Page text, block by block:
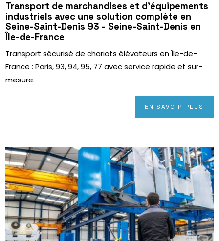
Transport de marchandises et d’équipements
industriels avec une solution complète en
Seine-Saint-Denis 93 - Seine-Saint-Denis en
Île-de-France
Transport sécurisé de chariots élévateurs en Île-de-
France : Paris, 93, 94, 95, 77 avec service rapide et sur-
mesure.
EN SAVOIR PLUS